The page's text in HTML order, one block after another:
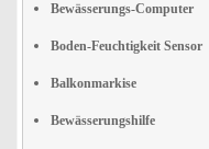
Bewässerungs-Computer
Boden-Feuchtigkeit Sensor
Balkonmarkise
Bewässerungshilfe